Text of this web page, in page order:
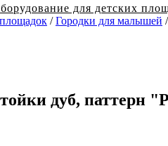
для детских
/Городки для малышей
дуб, паттерн